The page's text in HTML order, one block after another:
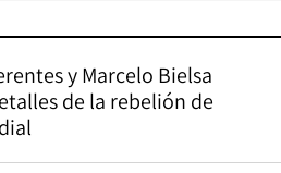
y Marcelo Bielsa
de la rebelión de